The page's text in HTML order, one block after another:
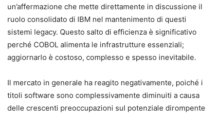
un’affermazione che mette direttamente in discussione il
ruolo consolidato di IBM nel mantenimento di questi
sistemi legacy. Questo salto di efficienza è significativo
perché COBOL alimenta le infrastrutture essenziali;
aggiornarlo è costoso, complesso e spesso inevitabile.
Il mercato in generale ha reagito negativamente, poiché i
titoli software sono complessivamente diminuiti a causa
delle crescenti preoccupazioni sul potenziale dirompente